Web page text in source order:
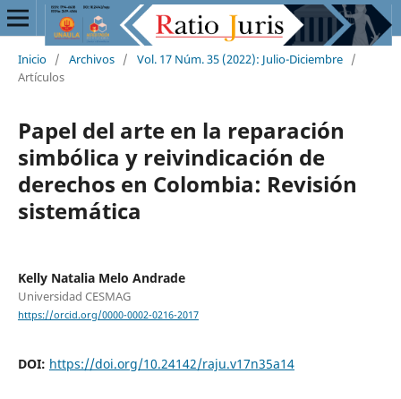
Inicio / Archivos / Vol. 17 Núm. 35 (2022): Julio-Diciembre /
Artículos
Papel del arte en la reparación
simbólica y reivindicación de
derechos en Colombia: Revisión
sistemática
Kelly Natalia Melo Andrade
Universidad CESMAG
https://orcid.org/0000-0002-0216-2017
DOI: https://doi.org/10.24142/raju.v17n35a14